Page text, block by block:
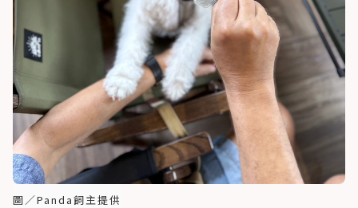
圖／Panda飼主提供